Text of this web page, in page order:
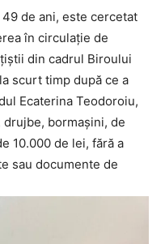
de ani, este cercetat
în circulație de
din cadrul Biroului
scurt timp după ce a
Ecaterina Teodoroiu,
bormașini, de
10.000 de lei, fără a
sau documente de